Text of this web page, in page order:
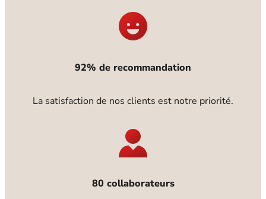
92% de recommandation
La satisfaction de nos clients est notre priorité.
80 collaborateurs